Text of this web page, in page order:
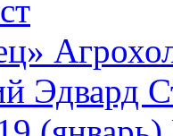
Эдвард